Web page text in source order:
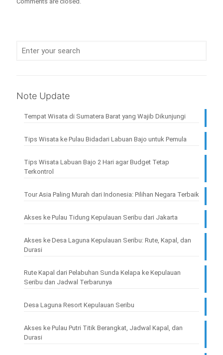
Note Update
Tempat Wisata di Sumatera Barat yang Wajib Dikunjungi
Tips Wisata ke Pulau Bidadari Labuan Bajo untuk Pemula
Tips Wisata Labuan Bajo 2 Hari agar Budget Tetap
Terkontrol
Tour Asia Paling Murah dari Indonesia: Pilihan Negara Terbaik
Akses ke Pulau Tidung Kepulauan Seribu dari Jakarta
Akses ke Desa Laguna Kepulauan Seribu: Rute, Kapal, dan
Durasi
Rute Kapal dari Pelabuhan Sunda Kelapa ke Kepulauan
Seribu dan Jadwal Terbarunya
Desa Laguna Resort Kepulauan Seribu
Akses ke Pulau Putri Titik Berangkat, Jadwal Kapal, dan
Durasi